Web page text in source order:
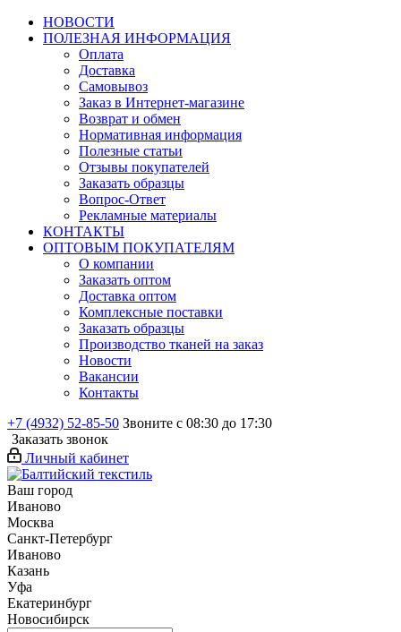
НОВОСТИ
ПОЛЕЗНАЯ ИНФОРМАЦИЯ
Оплата
Доставка
Самовывоз
Заказ в Интернет-магазине
Возврат и обмен
Нормативная информация
Полезные статьи
Отзывы покупателей
Заказать образцы
Вопрос-Ответ
Рекламные материалы
КОНТАКТЫ
ОПТОВЫМ ПОКУПАТЕЛЯМ
О компании
Заказать оптом
Доставка оптом
Комплексные поставки
Заказать образцы
Производство тканей на заказ
Новости
Вакансии
Контакты
+7 (4932) 52-85-50 Звоните с 08:30 до 17:30
Заказать звонок
Личный кабинет
Ваш город
Иваново
Москва
Санкт-Петербург
Иваново
Казань
Уфа
Екатеринбург
Новосибирск